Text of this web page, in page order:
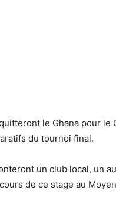
le Ghana pour
du tournoi final.
un club local, un
de ce stage au